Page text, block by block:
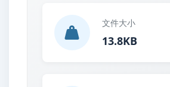
文件大小
13.8KB